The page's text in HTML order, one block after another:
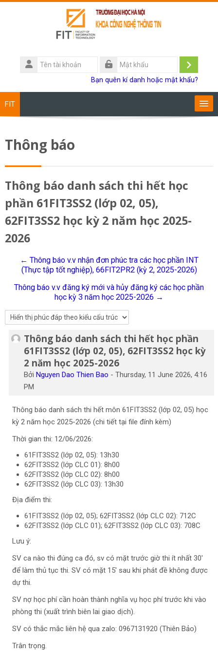
Tên
tài
Đăng
Bạn quên kí danh hoặc mật khẩu?
FIT
Giảng viên
Sinh viên
Research
kiếm
khoá
Thông báo
Thông báo danh sách thi hết học
phần 61FIT3SS2 (lớp 02, 05),
62FIT3SS2 học kỳ 2 năm học 2025-
2026
← Thông báo v.v nhận đơn phúc tra các học phần INT
(Thực tập tốt nghiệp), 66FIT2PR2 (kỳ 2, 2025-2026)
Thông báo v.v đăng ký mới và hủy đăng ký các học phần
học kỳ 3 năm học 2025-2026 →
Thông báo danh sách thi hết học phần
61FIT3SS2 (lớp 02, 05), 62FIT3SS2 học kỳ
2 năm học 2025-2026
Bởi Nguyen Dao Thien Bao - Thursday, 11 June 2026, 4:16
PM
Số lượng các câu trả lời: 0
Thông báo danh sách thi hết môn 61FIT3SS2 (lớp 02, 05) học
kỳ 2 năm học 2025-2026 (chi tiết tại file đính kèm)
Thời gian thi: 12/06/2026:
61FIT3SS2 (lớp 02, 05): 13h30
62FIT3SS2 (lớp CLC 01): 8h00
62FIT3SS2 (lớp CLC 02): 8h00
62FIT3SS2 (lớp CLC 03): 13h30
Địa điểm thi:
61FIT3SS2 (lớp 02, 05); 62FIT3SS2 (lớp CLC 02): 712C
62FIT3SS2 (lớp CLC 01); 62FIT3SS2 (lớp CLC 03): 708C
Lưu ý:
SV ca nào thi đúng ca đó, sv có mặt trước giờ thi ít nhất 30'
để làm thủ tục thi. SV có mặt 15' sau khi phát đề không được
dự thi.
SV nợ học phí cần hoàn thành nghĩa vụ học phí trước khi vào
phòng thi (xuất trình biên lai giao dịch).
SV có thắc mắc liên hệ qua zalo: 0967131920 (Thiên Bảo)
Trân trọng.